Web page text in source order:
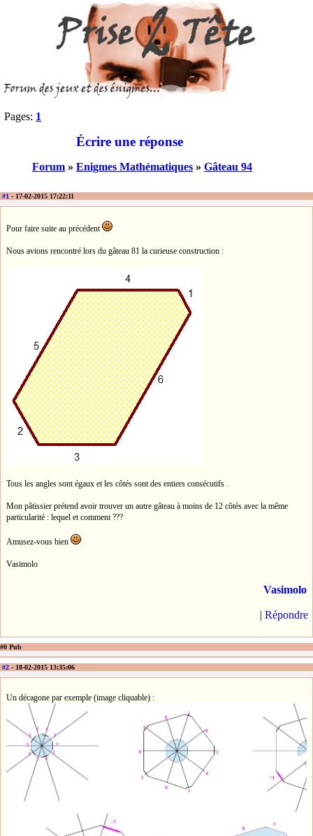
Pages: 1
Écrire une réponse
Forum » Enigmes Mathématiques » Gâteau 94
#1 - 17-02-2015 17:22:11
Pour faire suite au précédent
Nous avions rencontré lors du gâteau 81 la curieuse construction :
Tous les angles sont égaux et les côtés sont des entiers consécutifs .
Mon pâtissier prétend avoir trouver un autre gâteau à moins de 12 côtés avec la même
particularité : lequel et comment ???
Amusez-vous bien
Vasimolo
Vasimolo
| Répondre
#0 Pub
#2 - 18-02-2015 13:35:06
Un décagone par exemple (image cliquable) :